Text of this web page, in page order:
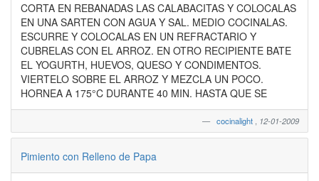
CORTA EN REBANADAS LAS CALABACITAS Y COLOCALAS
EN UNA SARTEN CON AGUA Y SAL. MEDIO COCINALAS.
ESCURRE Y COLOCALAS EN UN REFRACTARIO Y
CUBRELAS CON EL ARROZ. EN OTRO RECIPIENTE BATE
EL YOGURTH, HUEVOS, QUESO Y CONDIMENTOS.
VIERTELO SOBRE EL ARROZ Y MEZCLA UN POCO.
HORNEA A 175°C DURANTE 40 MIN. HASTA QUE SE
cocinalight 12-01-2009
Pimiento con Relleno de Papa